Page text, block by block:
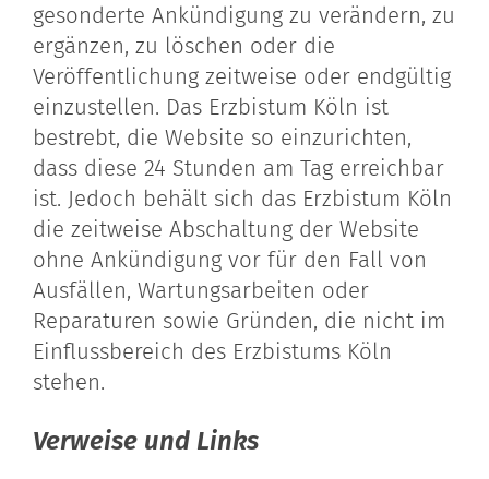
gesonderte Ankündigung zu verändern, zu
ergänzen, zu löschen oder die
Veröffentlichung zeitweise oder endgültig
einzustellen. Das Erzbistum Köln ist
bestrebt, die Website so einzurichten,
dass diese 24 Stunden am Tag erreichbar
ist. Jedoch behält sich das Erzbistum Köln
die zeitweise Abschaltung der Website
ohne Ankündigung vor für den Fall von
Ausfällen, Wartungsarbeiten oder
Reparaturen sowie Gründen, die nicht im
Einflussbereich des Erzbistums Köln
stehen.
Verweise und Links